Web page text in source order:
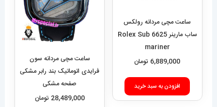
ساعت مچی مردانه رولکس
ساب مارینر 6625 Rolex Sub
mariner
6,889,000 تومان
افزودن به سبد خرید
ساعت مچی مردانه سون
فرایدی اتوماتیک بند رابر مشکی
صفحه مشکی
SEVENFRIDAY 021408
28,489,000 تومان